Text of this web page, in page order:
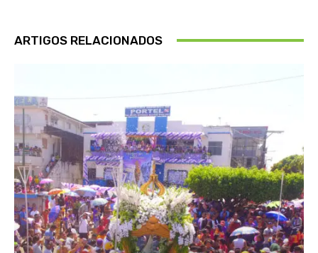
ARTIGOS RELACIONADOS